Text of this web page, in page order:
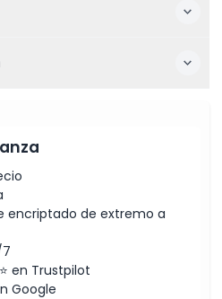
encriptado de extremo a
en Trustpilot
Google